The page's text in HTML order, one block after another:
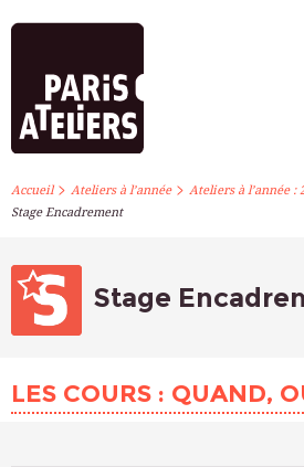
PARIS
ATELIERS À
INFOS
Accueil> Ateliers à l’année> Ateliers à l’année :
Stage Encadrement
Stage
LES COURS : QUAND,